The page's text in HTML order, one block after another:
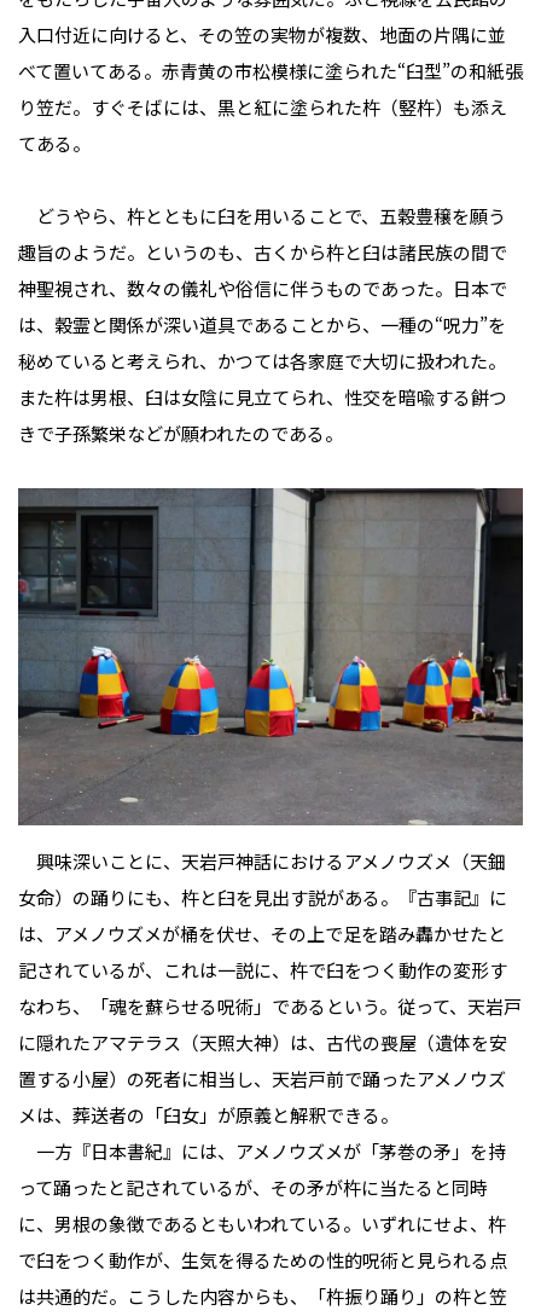
入口付近に向けると、その笠の実物が複数、地面の片隅に並
べて置いてある。赤青黄の市松模様に塗られた“臼型”の和紙張
り笠だ。すぐそばには、黒と紅に塗られた杵（竪杵）も添え
てある。
どうやら、杵とともに臼を用いることで、五穀豊穣を願う
趣旨のようだ。というのも、古くから杵と臼は諸民族の間で
神聖視され、数々の儀礼や俗信に伴うものであった。日本で
は、穀霊と関係が深い道具であることから、一種の“呪力”を
秘めていると考えられ、かつては各家庭で大切に扱われた。
また杵は男根、臼は女陰に見立てられ、性交を暗喩する餅つ
きで子孫繁栄などが願われたのである。
興味深いことに、天岩戸神話におけるアメノウズメ（天鈿
女命）の踊りにも、杵と臼を見出す説がある。『古事記』に
は、アメノウズメが桶を伏せ、その上で足を踏み轟かせたと
記されているが、これは一説に、杵で臼をつく動作の変形――す
なわち、「魂を蘇らせる呪術」であるという。従って、天岩戸
に隠れたアマテラス（天照大神）は、古代の喪屋（遺体を安
置する小屋）の死者に相当し、天岩戸前で踊ったアメノウズ
メは、葬送者の「臼女」が原義と解釈できる。
一方『日本書紀』には、アメノウズメが「茅巻の矛」を持
って踊ったと記されているが、その矛が杵に当たると同時
に、男根の象徴であるともいわれている。いずれにせよ、杵
で臼をつく動作が、生気を得るための性的呪術と見られる点
は共通的だ。こうした内容からも、「杵振り踊り」の杵と笠